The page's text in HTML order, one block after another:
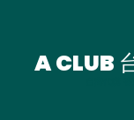
A CLUB